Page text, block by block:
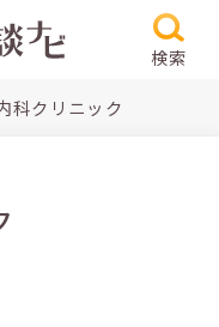
検索
科クリニック